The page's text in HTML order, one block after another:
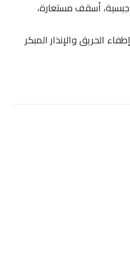
أسقف مستعارة،
والإنذار المبكر